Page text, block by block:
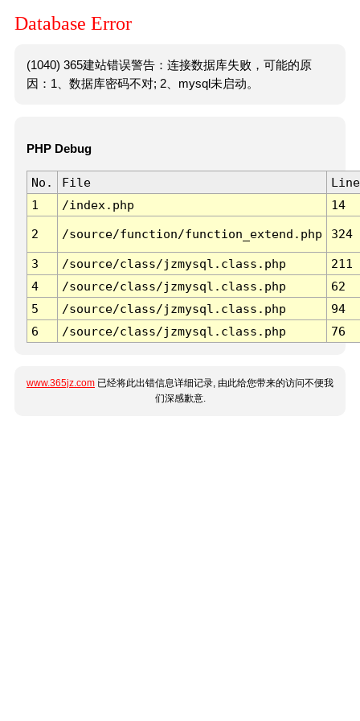
Database Error
(1040) 365建站错误警告：连接数据库失败，可能的原
因：1、数据库密码不对; 2、mysql未启动。
PHP Debug
No. File
Line
1
/index.php 14
2 /source/function/function_extend.php 324
3 /source/class/jzmysql.class.php
211
4
/source/class/jzmysql.class.php
62
5
/source/class/jzmysql.class.php
94
6
/source/class/jzmysql.class.php 76
www.365jz.com 已经将此出错信息详细记录, 由此给您带来的访问不便我
们深感歉意.